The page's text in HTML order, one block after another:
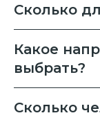
Сколько
Какое
выбрать?
Сколько